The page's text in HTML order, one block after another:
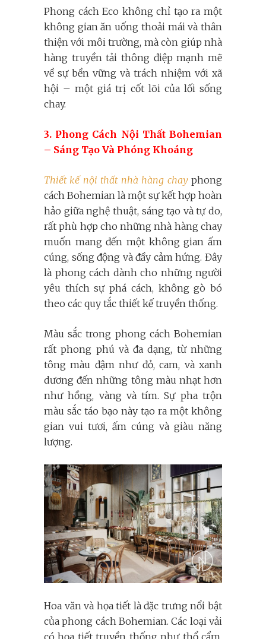
Phong cách Eco không chỉ tạo ra một
không gian ăn uống thoải mái và thân
thiện với môi trường, mà còn giúp nhà
hàng truyền tải thông điệp mạnh mẽ
về sự bền vững và trách nhiệm với xã
hội – một giá trị cốt lõi của lối sống
chay.
3. Phong Cách Nội Thất Bohemian
– Sáng Tạo Và Phóng Khoáng
Thiết kế nội thất nhà hàng chayphong
cách Bohemian là một sự kết hợp hoàn
hảo giữa nghệ thuật, sáng tạo và tự do,
rất phù hợp cho những nhà hàng chay
muốn mang đến một không gian ấm
cúng, sống động và đầy cảm hứng. Đây
là phong cách dành cho những người
yêu thích sự phá cách, không gò bó
theo các quy tắc thiết kế truyền thống.
Màu sắc trong phong cách Bohemian
rất phong phú và đa dạng, từ những
tông màu đậm như đỏ, cam, và xanh
dương đến những tông màu nhạt hơn
như hồng, vàng và tím. Sự pha trộn
màu sắc táo bạo này tạo ra một không
gian vui tươi, ấm cúng và giàu năng
lượng.
Hoa văn và họa tiết là đặc trưng nổi bật
của phong cách Bohemian. Các loại vải